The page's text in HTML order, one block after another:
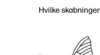
Hvilke
Holder